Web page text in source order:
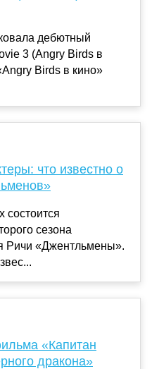
дебютный
3 (Angry Birds в
Birds в кино»
что известно о
состоится
сезона
Ричи «Джентльмены».
«Капитан
дракона»